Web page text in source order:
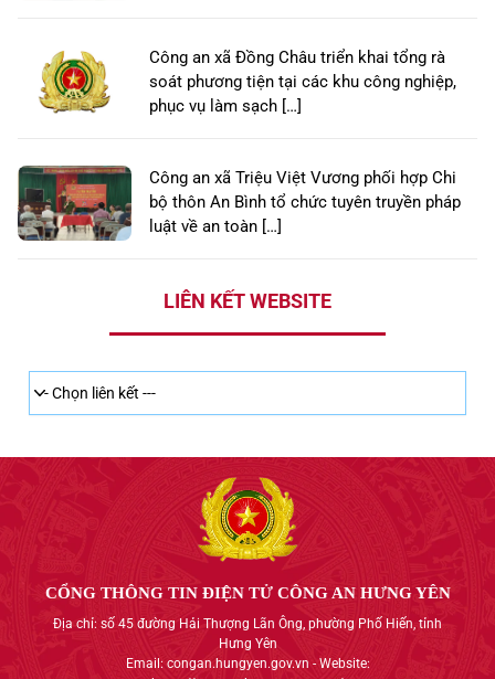
Công an xã Đồng Châu triển khai tổng rà
soát phương tiện tại các khu công nghiệp,
phục vụ làm sạch […]
Công an xã Triệu Việt Vương phối hợp Chi
bộ thôn An Bình tổ chức tuyên truyền pháp
luật về an toàn […]
LIÊN KẾT WEBSITE
CỔNG THÔNG TIN ĐIỆN TỬ CÔNG AN HƯNG YÊN
Địa chỉ: số 45 đường Hải Thượng Lãn Ông, phường Phố Hiến, tỉnh
Hưng Yên
Email: congan.hungyen.gov.vn - Website: